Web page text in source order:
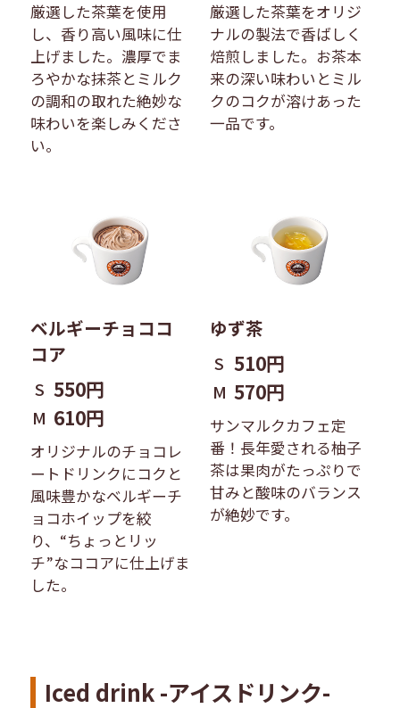
厳選した茶葉を使用
し、香り高い風味に仕
上げました。濃厚でま
ろやかな抹茶とミルク
の調和の取れた絶妙な
味わいを楽しみくださ
い。
厳選した茶葉をオリジ
ナルの製法で香ばしく
焙煎しました。お茶本
来の深い味わいとミル
クのコクが溶けあった
一品です。
ベルギーチョココ
コア
S 550円
M 610円
オリジナルのチョコレ
ートドリンクにコクと
風味豊かなベルギーチ
ョコホイップを絞
り、“ちょっとリッ
チ”なココアに仕上げま
した。
ゆず茶
S 510円
M 570円
サンマルクカフェ定
番！長年愛される柚子
茶は果肉がたっぷりで
甘みと酸味のバランス
が絶妙です。
Iced drink -アイスドリンク-